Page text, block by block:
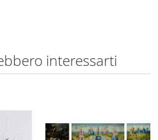
interessarti